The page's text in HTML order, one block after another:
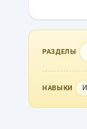
РАЗДЕЛЫ
НАВЫКИ